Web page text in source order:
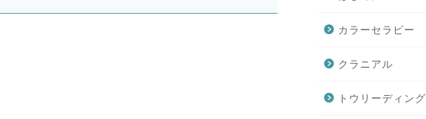
カラーセラピー
クラニアル
トウリーディング